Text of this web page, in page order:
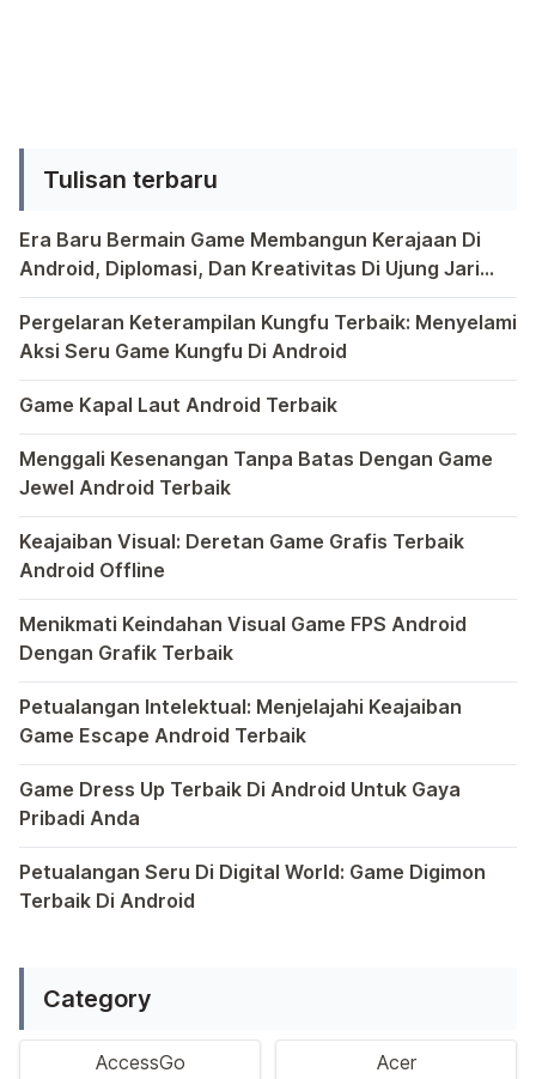
mengekspresikan identitas merek
Melalui langkah-langkah sederhana,
[…]
Tulisan terbaru
Era Baru Bermain Game Membangun Kerajaan Di
Android, Diplomasi, Dan Kreativitas Di Ujung Jari
Anda
Bermain game di platform Android telah menjadi bagian
Pergelaran Keterampilan Kungfu Terbaik: Menyelami
Aksi Seru Game Kungfu Di Android
Dunia game selalu menawarkan pengalaman yang
Game Kapal Laut Android Terbaik
Di dunia game Android yang kaya dengan berbagai jenis
Menggali Kesenangan Tanpa Batas Dengan Game
Jewel Android Terbaik
Dalam hiruk-pikuk dunia game Android, ada satu genre
Keajaiban Visual: Deretan Game Grafis Terbaik
Android Offline
Ponsel pintar telah mengubah cara kita bermain game,
Menikmati Keindahan Visual Game FPS Android
Dengan Grafik Terbaik
Semakin berkembangnya teknologi di era digital saat ini,
Petualangan Intelektual: Menjelajahi Keajaiban
Game Escape Android Terbaik
Dalam dunia game Android, genre escape telah mencuri
Game Dress Up Terbaik Di Android Untuk Gaya
Pribadi Anda
Saat ini, platform Android telah menjadi wadah kreativitas
Petualangan Seru Di Digital World: Game Digimon
Terbaik Di Android
Category
AccessGo Acer